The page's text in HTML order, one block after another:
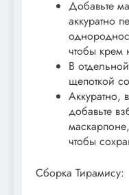
Добавьте
аккуратно
чтобы крем
В
щепоткой
Аккуратно,
добавьте
чтобы
Сборка Тирамису: